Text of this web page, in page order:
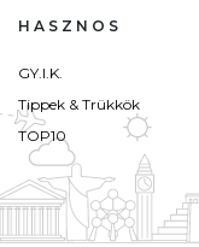
HASZNOS
GY.I.K.
Tippek & Trükkök
TOP10